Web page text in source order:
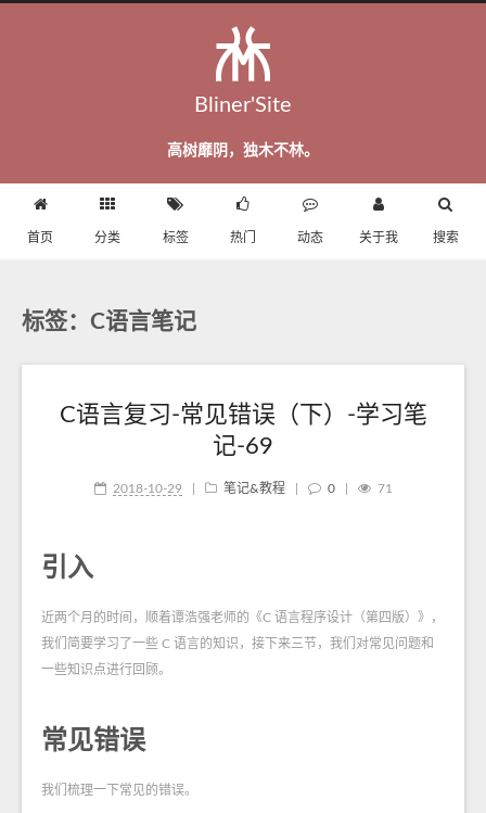
Bliner'Site
高树靡阴，独木不林。
首页 分类 标签 热门 动态 关于我 搜索
标签：C语言笔记
C语言复习-常见错误（下）-学习笔
记-69
2018-10-29 笔记&教程 0 71
引入
近两个月的时间，顺着谭浩强老师的《C 语言程序设计（第四版）》，
我们简要学习了一些 C 语言的知识，接下来三节，我们对常见问题和
一些知识点进行回顾。
常见错误
我们梳理一下常见的错误。